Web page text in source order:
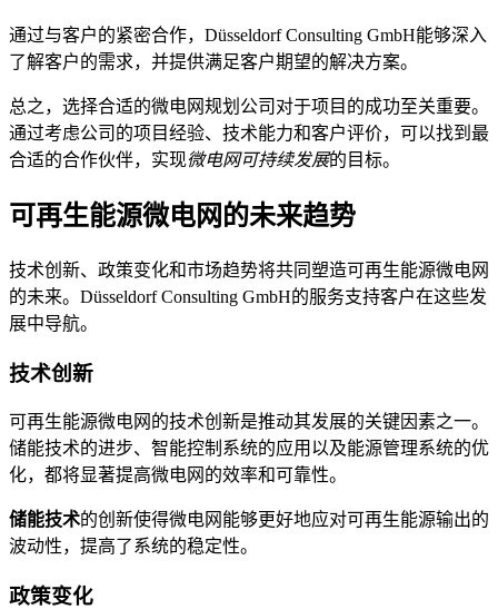
通过与客户的紧密合作，Düsseldorf Consulting GmbH能够深入
了解客户的需求，并提供满足客户期望的解决方案。
总之，选择合适的微电网规划公司对于项目的成功至关重要。
通过考虑公司的项目经验、技术能力和客户评价，可以找到最
合适的合作伙伴，实现微电网可持续发展的目标。
可再生能源微电网的未来趋势
技术创新、政策变化和市场趋势将共同塑造可再生能源微电网
的未来。Düsseldorf Consulting GmbH的服务支持客户在这些发
展中导航。
技术创新
可再生能源微电网的技术创新是推动其发展的关键因素之一。
储能技术的进步、智能控制系统的应用以及能源管理系统的优
化，都将显著提高微电网的效率和可靠性。
储能技术的创新使得微电网能够更好地应对可再生能源输出的
波动性，提高了系统的稳定性。
政策变化